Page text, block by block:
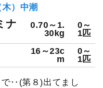
）中潮
ナ
0.70～1.
30kg
0～
1匹
16～23c
m
0～
1匹
‥(第８)出てまし